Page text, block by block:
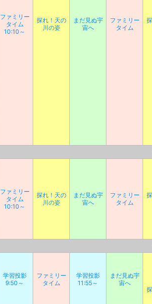
ファミリー
タイム
10:10～
探れ！天の
川の姿
まだ見ぬ宇
宙へ
ファミリー
タイム
ファミリー
タイム
10:10～
探れ！天の
川の姿
まだ見ぬ宇
宙へ
ファミリー
タイム
学習投影
9:50～
ファミリー
タイム
学習投影
11:55～
まだ見ぬ宇
宙へ